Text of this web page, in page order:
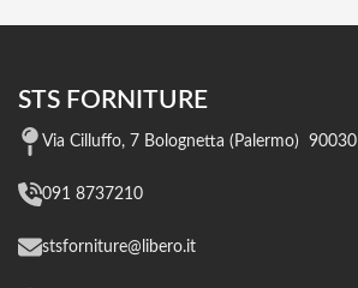
STS FORNITURE
Via Cilluffo, 7 Bolognetta (Palermo) 90030
091 8737210
stsforniture@libero.it